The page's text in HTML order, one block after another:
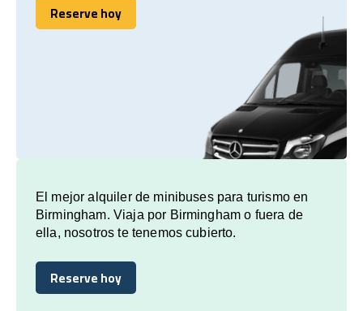
Reserve hoy
Reserve hoy
El mejor alquiler de minibuses para turismo en
Birmingham. Viaja por Birmingham o fuera de
ella, nosotros te tenemos cubierto.
Reserve hoy
Reserve hoy